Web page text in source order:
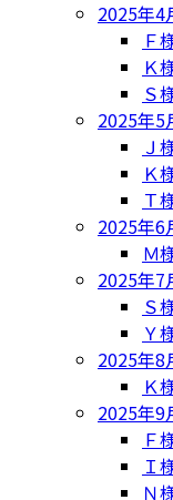
2025年4
Ｆ
Ｋ
Ｓ
2025年5
Ｊ
Ｋ
Ｔ
2025年6
Ｍ
2025年7
Ｓ
Ｙ
2025年8
Ｋ
2025年9
Ｆ
Ｉ
Ｎ